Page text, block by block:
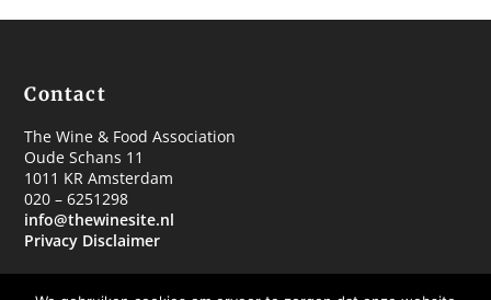
Contact
The Wine & Food Association
Oude Schans 11
1011 KR Amsterdam
020 – 6251298
info@thewinesite.nl
Privacy Disclaimer